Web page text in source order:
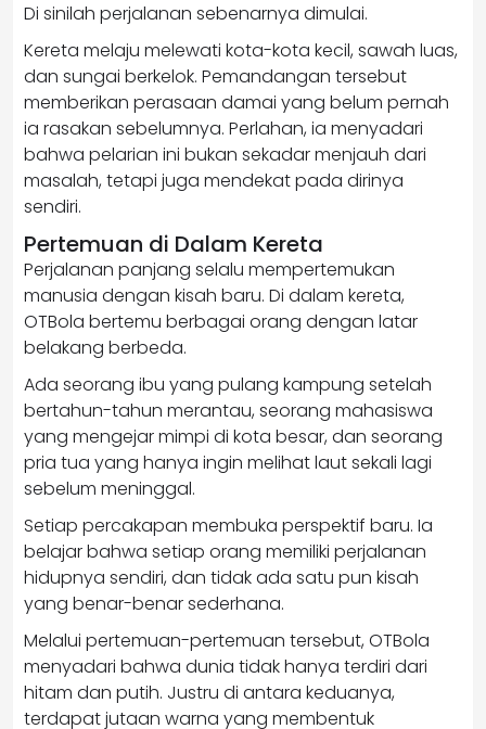
Di sinilah perjalanan sebenarnya dimulai.
Kereta melaju melewati kota-kota kecil, sawah luas,
dan sungai berkelok. Pemandangan tersebut
memberikan perasaan damai yang belum pernah
ia rasakan sebelumnya. Perlahan, ia menyadari
bahwa pelarian ini bukan sekadar menjauh dari
masalah, tetapi juga mendekat pada dirinya
sendiri.
Pertemuan di Dalam Kereta
Perjalanan panjang selalu mempertemukan
manusia dengan kisah baru. Di dalam kereta,
OTBola bertemu berbagai orang dengan latar
belakang berbeda.
Ada seorang ibu yang pulang kampung setelah
bertahun-tahun merantau, seorang mahasiswa
yang mengejar mimpi di kota besar, dan seorang
pria tua yang hanya ingin melihat laut sekali lagi
sebelum meninggal.
Setiap percakapan membuka perspektif baru. Ia
belajar bahwa setiap orang memiliki perjalanan
hidupnya sendiri, dan tidak ada satu pun kisah
yang benar-benar sederhana.
Melalui pertemuan-pertemuan tersebut, OTBola
menyadari bahwa dunia tidak hanya terdiri dari
hitam dan putih. Justru di antara keduanya,
terdapat jutaan warna yang membentuk